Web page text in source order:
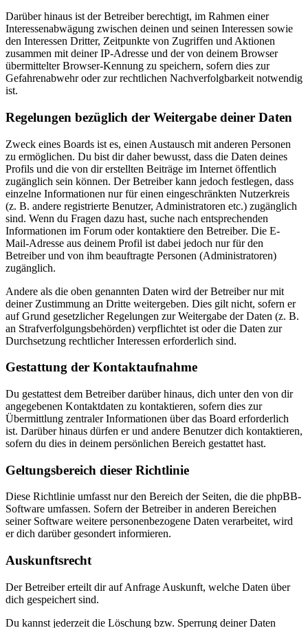
Darüber hinaus ist der Betreiber berechtigt, im Rahmen einer
Interessenabwägung zwischen deinen und seinen Interessen sowie
den Interessen Dritter, Zeitpunkte von Zugriffen und Aktionen
zusammen mit deiner IP-Adresse und der von deinem Browser
übermittelter Browser-Kennung zu speichern, sofern dies zur
Gefahrenabwehr oder zur rechtlichen Nachverfolgbarkeit notwendig
ist.
Regelungen bezüglich der Weitergabe deiner Daten
Zweck eines Boards ist es, einen Austausch mit anderen Personen
zu ermöglichen. Du bist dir daher bewusst, dass die Daten deines
Profils und die von dir erstellten Beiträge im Internet öffentlich
zugänglich sein können. Der Betreiber kann jedoch festlegen, dass
einzelne Informationen nur für einen eingeschränkten Nutzerkreis
(z. B. andere registrierte Benutzer, Administratoren etc.) zugänglich
sind. Wenn du Fragen dazu hast, suche nach entsprechenden
Informationen im Forum oder kontaktiere den Betreiber. Die E-
Mail-Adresse aus deinem Profil ist dabei jedoch nur für den
Betreiber und von ihm beauftragte Personen (Administratoren)
zugänglich.
Andere als die oben genannten Daten wird der Betreiber nur mit
deiner Zustimmung an Dritte weitergeben. Dies gilt nicht, sofern er
auf Grund gesetzlicher Regelungen zur Weitergabe der Daten (z. B.
an Strafverfolgungsbehörden) verpflichtet ist oder die Daten zur
Durchsetzung rechtlicher Interessen erforderlich sind.
Gestattung der Kontaktaufnahme
Du gestattest dem Betreiber darüber hinaus, dich unter den von dir
angegebenen Kontaktdaten zu kontaktieren, sofern dies zur
Übermittlung zentraler Informationen über das Board erforderlich
ist. Darüber hinaus dürfen er und andere Benutzer dich kontaktieren,
sofern du dies in deinem persönlichen Bereich gestattet hast.
Geltungsbereich dieser Richtlinie
Diese Richtlinie umfasst nur den Bereich der Seiten, die die phpBB-
Software umfassen. Sofern der Betreiber in anderen Bereichen
seiner Software weitere personenbezogene Daten verarbeitet, wird
er dich darüber gesondert informieren.
Auskunftsrecht
Der Betreiber erteilt dir auf Anfrage Auskunft, welche Daten über
dich gespeichert sind.
Du kannst jederzeit die Löschung bzw. Sperrung deiner Daten